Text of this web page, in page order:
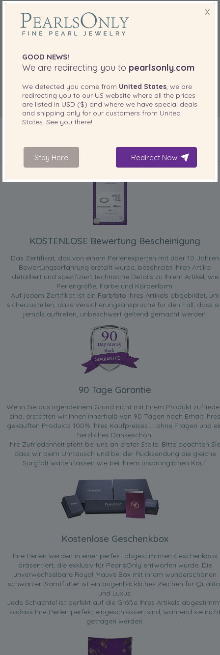
IN IHREM PRODUKT ENTHALTEN
KOSTENLOSE Bewertung Bescheinigung
Das Zertifikat, das von einem Perlenexperten mit über 10 Jahren
Bewertungserfahrung erstellt wurde, beschreibt Ihren Artikel
detailliert und spezifiziert technische Details zu Ihrem Artikel, wie
Perlengröße, Farbe und Körperform.
Auf jedem Zertifikat ist ein Farbfoto Ihres Artikels abgebildet, um
sicherzustellen, dass Versicherungsansprüche für den Fall, dass
jemals auftreten, unbeschwert geltend gemacht werden.
90 Tage Garantie
Wenn Sie aus irgendeinem Grund nicht mit Ihrem Produkt
sind, erstatten wir Ihnen innerhalb von 90 Tagen nach Erhalt Ihres
gekauften Produkts 100% Ihres Kaufpreises ... ohne Fragen und
herzliches Dankeschön.
Ihre Zufriedenheit steht bei uns an erster Stelle. Bitte beachten
dass wir beim Umtausch und bei der Rücksendung die gleiche
Sorgfalt walten lassen wie bei Ihrem ursprünglichen Kauf.
Kostenlose Geschenkbox
Ihre Perlen werden in einer perfekt abgestimmten Geschenkbox
präsentiert, die exklusiv für PearlsOnly entworfen wurde. Die
unverwechselbare Royal Mauve Box mit ihrem wunderschönen
schwarzen Samtfutter ist ein augenblickliches Zeichen für
und Luxus.
Jede Schachtel ist perfekt auf die Größe Ihres Artikels
sodass Ihre Perlen perfekt eingeschlossen sind, während sie nicht
getragen werden.
X
GOOD NEWS!
We are redirecting you to pearlsonly.com
We detected you come from United States , we are
redirecting you to our US website where all the prices
are listed in USD ($) and where we have special deals
and shipping only for our customers from United
States . See you there!
Stay Here Redirect Now